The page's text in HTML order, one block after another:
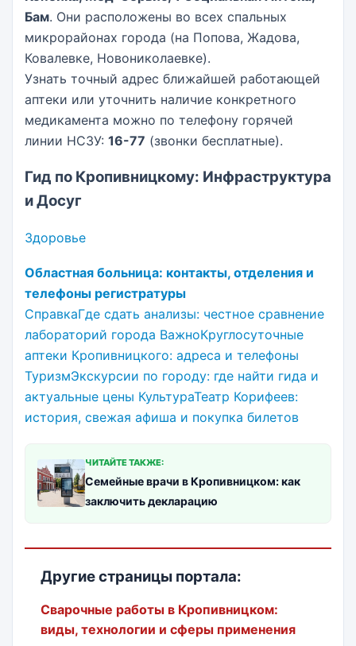
Бам. Они расположены во всех спальных
микрорайонах города (на Попова, Жадова,
Ковалевке, Новониколаевке).
Узнать точный адрес ближайшей работающей
аптеки или уточнить наличие конкретного
медикамента можно по телефону горячей
линии НСЗУ: 16-77 (звонки бесплатные).
Гид по Кропивницкому: Инфраструктура
и Досуг
Здоровье
Областная больница: контакты, отделения и
телефоны регистратуры
СправкаГде сдать анализы: честное сравнение
лабораторий города ВажноКруглосуточные
аптеки Кропивницкого: адреса и телефоны
ТуризмЭкскурсии по городу: где найти гида и
актуальные цены КультураТеатр Корифеев:
история, свежая афиша и покупка билетов
ЧИТАЙТЕ ТАКЖЕ:
Семейные врачи в Кропивницком: как
заключить декларацию
Другие страницы портала:
Сварочные работы в Кропивницком:
виды, технологии и сферы применения